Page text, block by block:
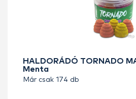
HALDORÁDÓ TORNADO
Menta
Már csak 174 db